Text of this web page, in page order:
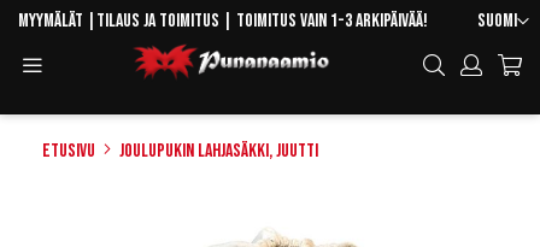
Skip
Content
Kieli
Suomi
Myymälät Tilaus ja toimitus | Toimitus vain 1-3 arkipäivää!
Hae
Etusivu Joulupukin lahjasäkki, juutti